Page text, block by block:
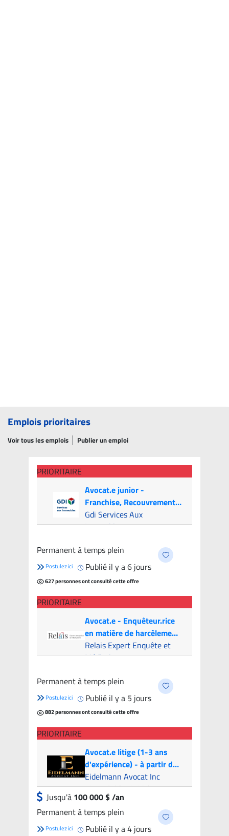
Emplois prioritaires
Voir tous les emplois Publier un emploi
PRIORITAIRE
Avocat.e junior -
Franchise, Recouvrement
et Litige (Canada & USA)
Gdi Services Aux
Immeubles
candidats
Permanent à temps plein
Postulez ici Publié il y a 6 jours
627 personnes ont consulté cette offre
PRIORITAIRE
Avocat.e - Enquêteur.rice
en matière de harcèlement
psychologique
Relais Expert Enquête et
Médiation
candidats
Permanent à temps plein
Postulez ici Publié il y a 5 jours
882 personnes ont consulté cette offre
PRIORITAIRE
Avocat.e litige (1-3 ans
d'expérience) - à partir de
100k par année | Litigation
Attorney (1-3 years of
experience) - from 100k
per year
Eidelmann Avocat Inc
Montréal (Hybride)
Jusqu'à 100 000 $ /an
Permanent à temps plein
Postulez ici Publié il y a 4 jours